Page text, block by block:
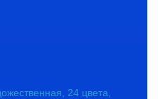
24 цвета,